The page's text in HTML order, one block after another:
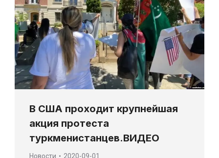
В США проходит крупнейшая
акция протеста
туркменистанцев.ВИДЕО
Новости 2020-09-01